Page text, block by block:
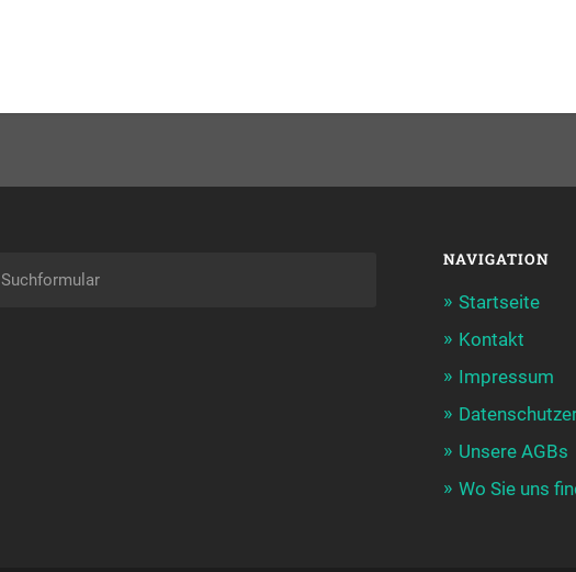
NAVIGATION
Startseite
Kontakt
Impressum
Unsere AGBs
Wo Sie uns